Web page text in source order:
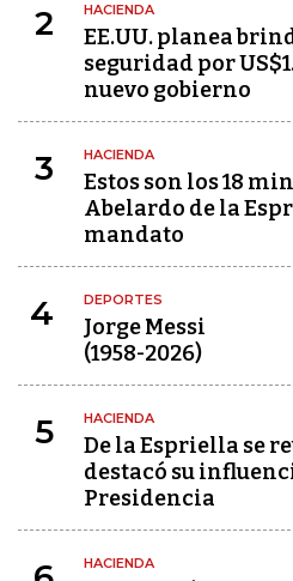
2 HACIENDA
EE.UU. planea
seguridad por
nuevo gobierno
3 HACIENDA
Estos son los 18
Abelardo de la
mandato
4 DEPORTES
Jorge Messi
(1958-2026)
5 HACIENDA
De la Espriella se
destacó su
Presidencia
HACIENDA